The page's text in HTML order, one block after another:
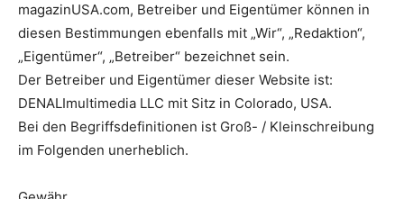
magazinUSA.com, Betreiber und Eigentümer können in
diesen Bestimmungen ebenfalls mit „Wir“, „Redaktion“,
„Eigentümer“, „Betreiber“ bezeichnet sein.
Der Betreiber und Eigentümer dieser Website ist:
DENALImultimedia LLC mit Sitz in Colorado, USA.
Bei den Begriffsdefinitionen ist Groß- / Kleinschreibung
im Folgenden unerheblich.